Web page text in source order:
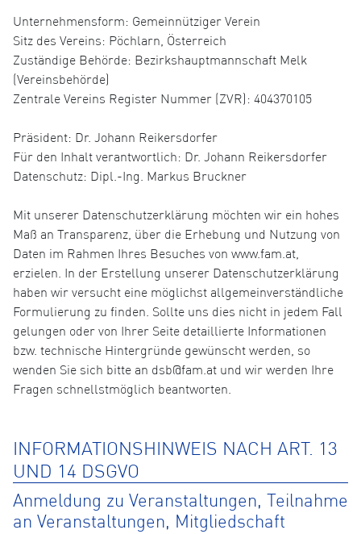
Unternehmensform: Gemeinnütziger Verein
Sitz des Vereins: Pöchlarn, Österreich
Zuständige Behörde: Bezirkshauptmannschaft Melk
(Vereinsbehörde)
Zentrale Vereins Register Nummer (ZVR): 404370105
Präsident: Dr. Johann Reikersdorfer
Für den Inhalt verantwortlich: Dr. Johann Reikersdorfer
Datenschutz: Dipl.-Ing. Markus Bruckner
Mit unserer Datenschutzerklärung möchten wir ein hohes
Maß an Transparenz, über die Erhebung und Nutzung von
Daten im Rahmen Ihres Besuches von www.fam.at,
erzielen. In der Erstellung unserer Datenschutzerklärung
haben wir versucht eine möglichst allgemeinverständliche
Formulierung zu finden. Sollte uns dies nicht in jedem Fall
gelungen oder von Ihrer Seite detaillierte Informationen
bzw. technische Hintergründe gewünscht werden, so
wenden Sie sich bitte an dsb@fam.at und wir werden Ihre
Fragen schnellstmöglich beantworten.
INFORMATIONSHINWEIS NACH ART. 13
UND 14 DSGVO
Anmeldung zu Veranstaltungen, Teilnahme
an Veranstaltungen, Mitgliedschaft